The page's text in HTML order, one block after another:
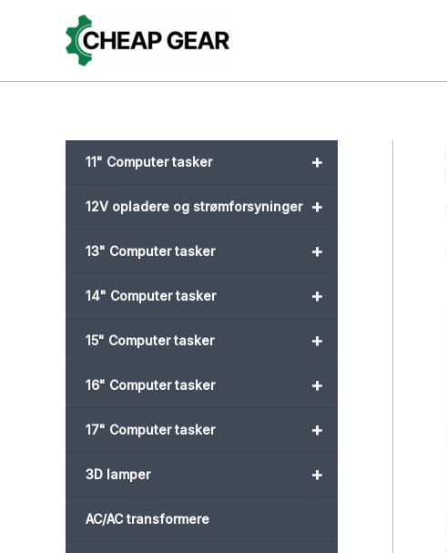
+
11" Computer tasker
+
12V opladere og strømforsyninger
+
13" Computer tasker
+
14" Computer tasker
+
15" Computer tasker
+
16" Computer tasker
+
17" Computer tasker
+
3D lamper
AC/AC transformere